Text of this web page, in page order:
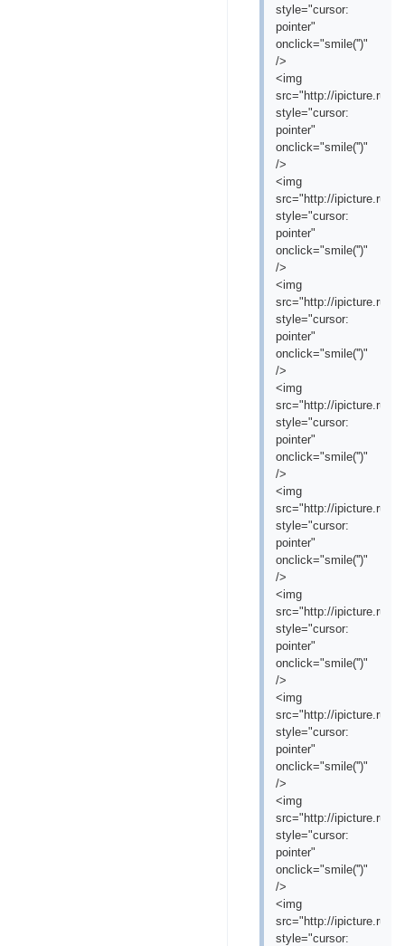
style="cursor:
pointer"
onclick="smile('')"
/>
<img
src="http://ipicture.ru/
style="cursor:
pointer"
onclick="smile('')"
/>
<img
src="http://ipicture.ru/
style="cursor:
pointer"
onclick="smile('')"
/>
<img
src="http://ipicture.ru/
style="cursor:
pointer"
onclick="smile('')"
/>
<img
src="http://ipicture.ru/
style="cursor:
pointer"
onclick="smile('')"
/>
<img
src="http://ipicture.ru/
style="cursor:
pointer"
onclick="smile('')"
/>
<img
src="http://ipicture.ru/
style="cursor:
pointer"
onclick="smile('')"
/>
<img
src="http://ipicture.ru/
style="cursor:
pointer"
onclick="smile('')"
/>
<img
src="http://ipicture.ru/
style="cursor:
pointer"
onclick="smile('')"
/>
<img
src="http://ipicture.ru/
style="cursor: